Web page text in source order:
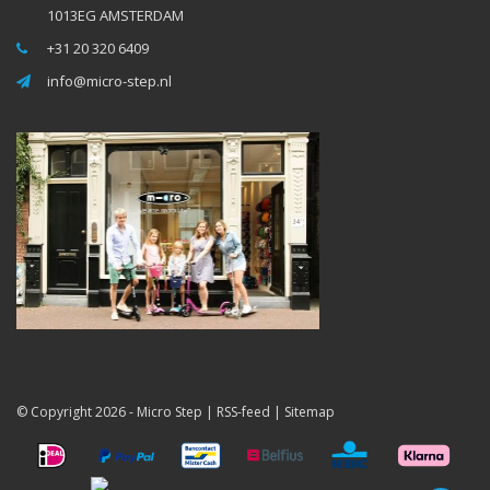
1013EG AMSTERDAM
+31 20 320 6409
info@micro-step.nl
© Copyright 2026 - Micro Step | RSS-feed | Sitemap